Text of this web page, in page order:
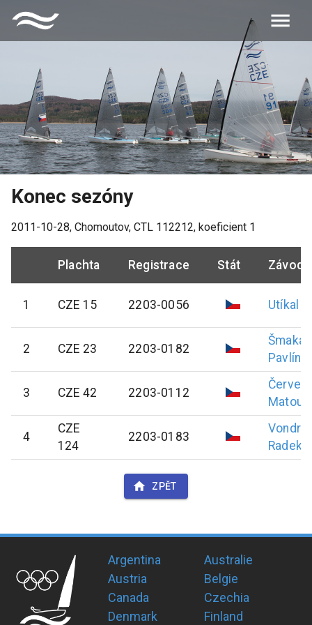
Konec sezóny
2011-10-28, Chomoutov, CTL 112212, koeficient 1
Plachta Registrace Stát
1 CZE 15 2203-0056 Utíkal
2 CZE 23 2203-0182
Pavlína
3 CZE 42 2203-0112
Matouš
4
CZE
124
2203-0183
Radek
ZPĚT
Argentina
Australie
Austria
Belgie
Canada
Czechia
Denmark
Finland